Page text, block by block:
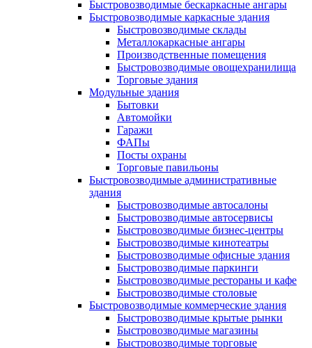
Быстровозводимые бескаркасные ангары
Быстровозводимые каркасные здания
Быстровозводимые склады
Металлокаркасные ангары
Производственные помещения
Быстровозводимые овощехранилища
Торговые здания
Модульные здания
Бытовки
Автомойки
Гаражи
ФАПы
Посты охраны
Торговые павильоны
Быстровозводимые административные
здания
Быстровозводимые автосалоны
Быстровозводимые автосервисы
Быстровозводимые бизнес-центры
Быстровозводимые кинотеатры
Быстровозводимые офисные здания
Быстровозводимые паркинги
Быстровозводимые рестораны и кафе
Быстровозводимые столовые
Быстровозводимые коммерческие здания
Быстровозводимые крытые рынки
Быстровозводимые магазины
Быстровозводимые торговые